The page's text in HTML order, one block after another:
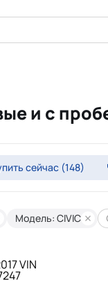
и с
сейчас (148)
Модель: CIVIC